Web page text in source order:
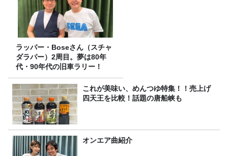
ラッパー・Boseさん（スチャ
ダラパー）2周目。夢は80年
代・90年代の旧車ラリー！
これが美味い、めんつゆ特集！！売上げ
四天王を比較！話題の唐船峡も
オンエア曲紹介